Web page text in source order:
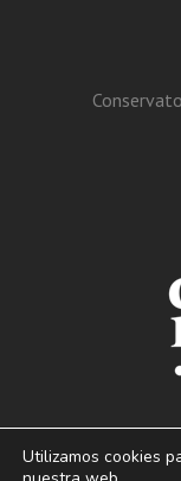
Utilizamos cookies